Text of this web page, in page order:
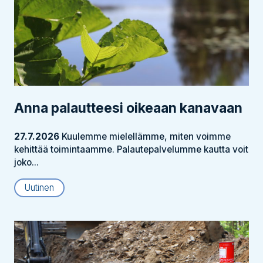
Anna palautteesi oikeaan kanavaan
27.7.2026 Kuulemme mielellämme, miten voimme
kehittää toimintaamme. Palautepalvelumme kautta voit
joko...
Uutinen